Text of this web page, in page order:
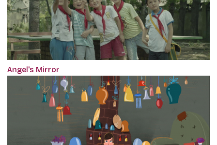
Angel's Mirror